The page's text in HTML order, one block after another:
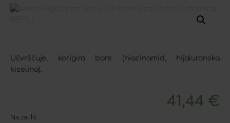
Učvršćuje, korigira bore (niacinamid, hijaluronska
kiselina).
41,44 €
Na zalihi